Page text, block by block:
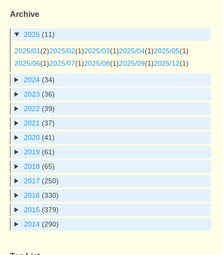
Archive
2025 (11)
2025/01 (2)2025/02(1)2025/03(1)2025/04(1)2025/05(1)
2025/06(1)2025/07(1)2025/08(1)2025/09(1)2025/12(1)
2024 (34)
2023 (36)
2022 (39)
2021 (37)
2020 (41)
2019 (61)
2018 (65)
2017 (250)
2016 (330)
2015 (379)
2014 (290)